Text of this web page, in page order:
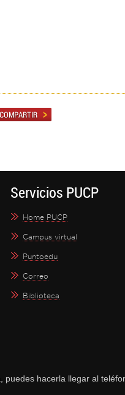
Servicios PUCP
Home PUCP
Campus virtual
Puntoedu
Correo
Biblioteca
puedes hacerla llegar al